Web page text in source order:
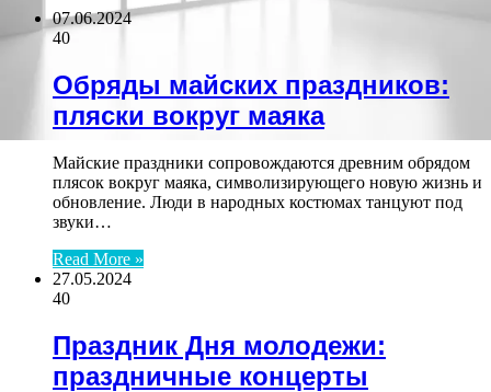
07.06.2024
40
Обряды майских праздников:
пляски вокруг маяка
Майские праздники сопровождаются древним обрядом
плясок вокруг маяка, символизирующего новую жизнь и
обновление. Люди в народных костюмах танцуют под
звуки…
Read More »
27.05.2024
40
Праздник Дня молодежи:
праздничные концерты